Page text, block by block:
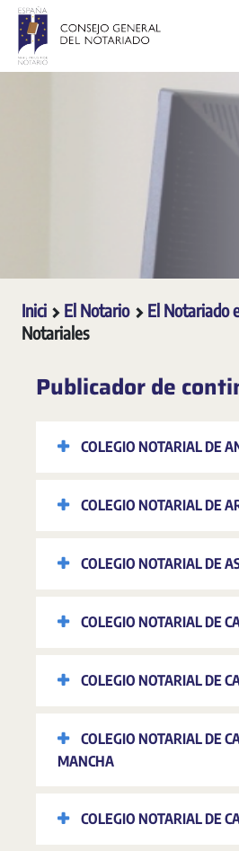
Salta al contingut principal
Inici El Notario El Notariado
Notariales
Publicador de
COLEGIO NOTARIAL DE
COLEGIO NOTARIAL DE
COLEGIO NOTARIAL DE
COLEGIO NOTARIAL DE
COLEGIO NOTARIAL DE
COLEGIO NOTARIAL DE
MANCHA
COLEGIO NOTARIAL DE